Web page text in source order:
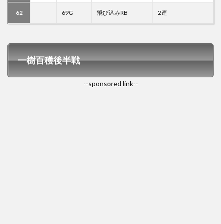
62 69G 飛び込みRB 2連
一樹百穫後半戦
--sponsored link--